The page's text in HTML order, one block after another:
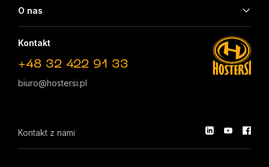
O nas
Kontakt
+48 32 422 91 33
biuro@hostersi.pl
Kontakt z nami